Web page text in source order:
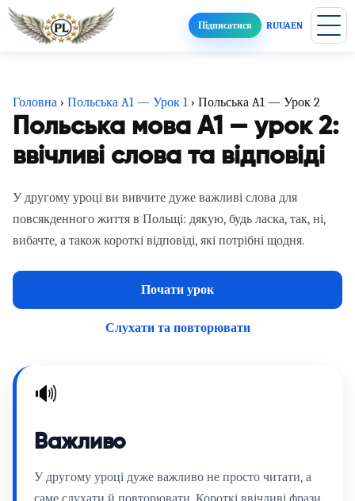
Підписатися RUUAEN
Головна › Польська A1 — Урок 1 › Польська A1 — Урок 2
Польська мова A1 — урок 2:
ввічливі слова та відповіді
У другому уроці ви вивчите дуже важливі слова для
повсякденного життя в Польщі: дякую, будь ласка, так, ні,
вибачте, а також короткі відповіді, які потрібні щодня.
Почати урок
Слухати та повторювати
🔊
Важливо
У другому уроці дуже важливо не просто читати, а